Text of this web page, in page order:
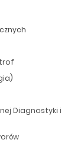
Diagnostyki i